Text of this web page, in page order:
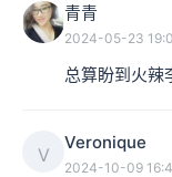
青青
2024-05-23
总算盼到火辣
V
Veronique
2024-10-09